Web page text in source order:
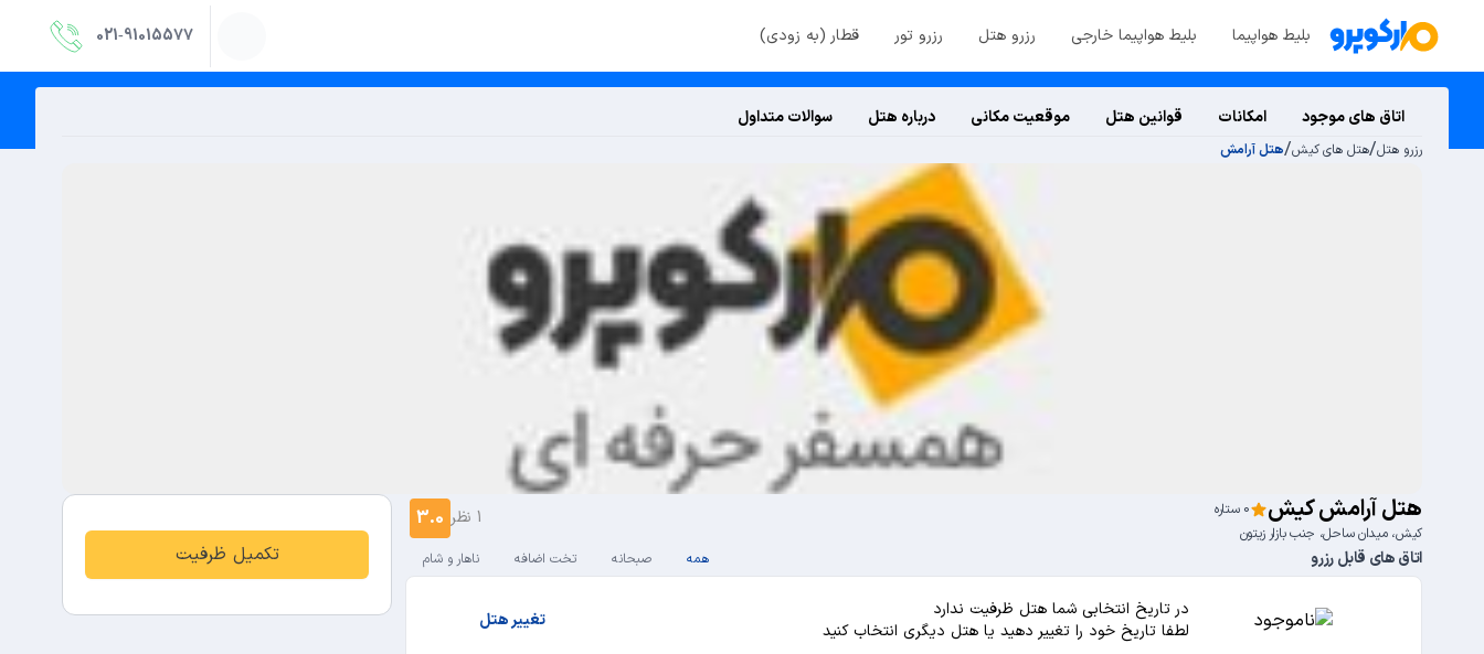
بلیط هواپیما بلیط هواپیما خارجی رزرو هتل رزرو تور قطار (به زودی) 021‑91015577
اتاق های موجود امکانات قوانین هتل موقعیت مکانی درباره هتل سوالات متداول
رزرو هتل/هتل های کیش/هتل آرامش
هتل آرامش کیش
0 ستاره
کیش، میدان ساحل، جنب بازار زیتون
1 نظر 3.0
اتاق های قابل رزرو همه صبحانه تخت اضافه ناهار و شام
در تاریخ انتخابی شما هتل ظرفیت ندارد
لطفا تاریخ خود را تغییر دهید یا هتل دیگری انتخاب کنید
تغییر هتل
تکمیل ظرفیت